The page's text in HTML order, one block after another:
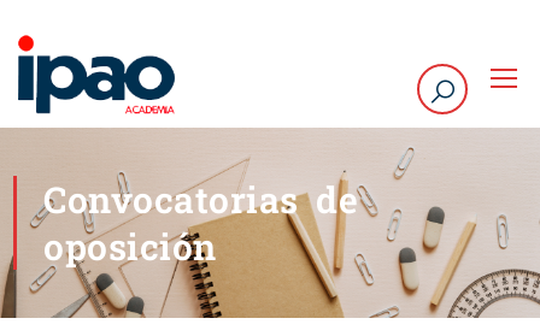
Convocatorias de
oposición